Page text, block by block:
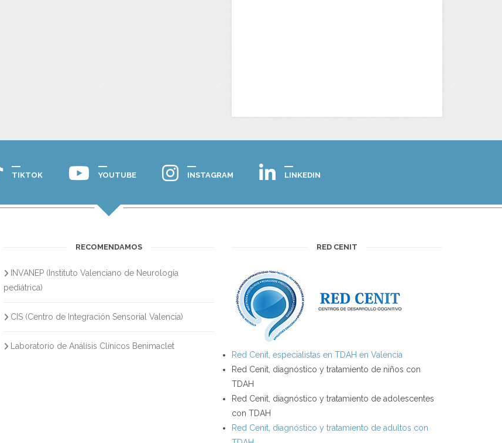
TIKTOK YOUTUBE INSTAGRAM LINKEDIN
RECOMENDAMOS
INVANEP (Instituto Valenciano de Neurología
pediátrica)
CIS (Centro de Integración Sensorial Valencia)
Laboratorio de Análisis Clínicos Benimaclet
RED CENIT
Red Cenit, especialistas en TDAH en Valencia
Red Cenit, diagnóstico y tratamiento de niños con
TDAH
Red Cenit, diagnóstico y tratamiento de adolescentes
con TDAH
Red Cenit, diagnóstico y tratamiento de adultos con